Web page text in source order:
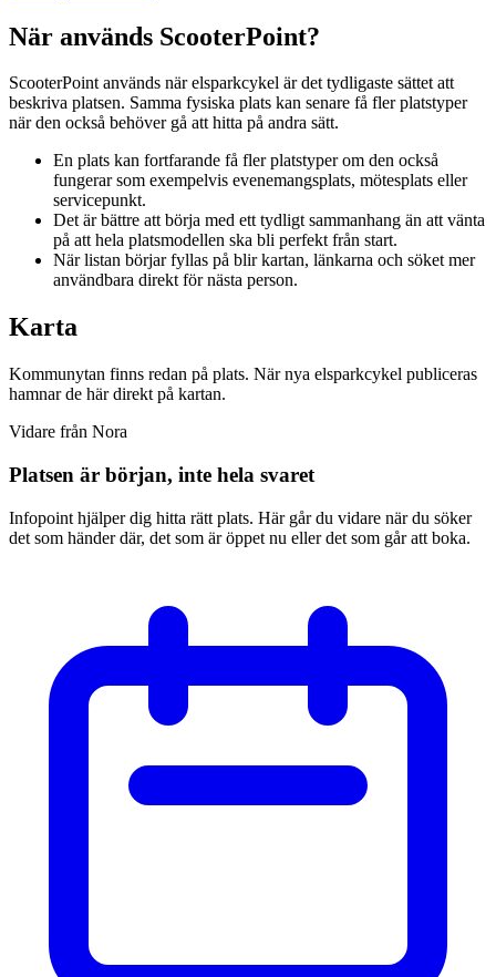
När används ScooterPoint?
ScooterPoint används när elsparkcykel är det tydligaste sättet att
beskriva platsen. Samma fysiska plats kan senare få fler platstyper
när den också behöver gå att hitta på andra sätt.
En plats kan fortfarande få fler platstyper om den också
fungerar som exempelvis evenemangsplats, mötesplats eller
servicepunkt.
Det är bättre att börja med ett tydligt sammanhang än att vänta
på att hela platsmodellen ska bli perfekt från start.
När listan börjar fyllas på blir kartan, länkarna och söket mer
användbara direkt för nästa person.
Karta
Kommunytan finns redan på plats. När nya elsparkcykel publiceras
hamnar de här direkt på kartan.
Vidare från Nora
Platsen är början, inte hela svaret
Infopoint hjälper dig hitta rätt plats. Här går du vidare när du söker
det som händer där, det som är öppet nu eller det som går att boka.